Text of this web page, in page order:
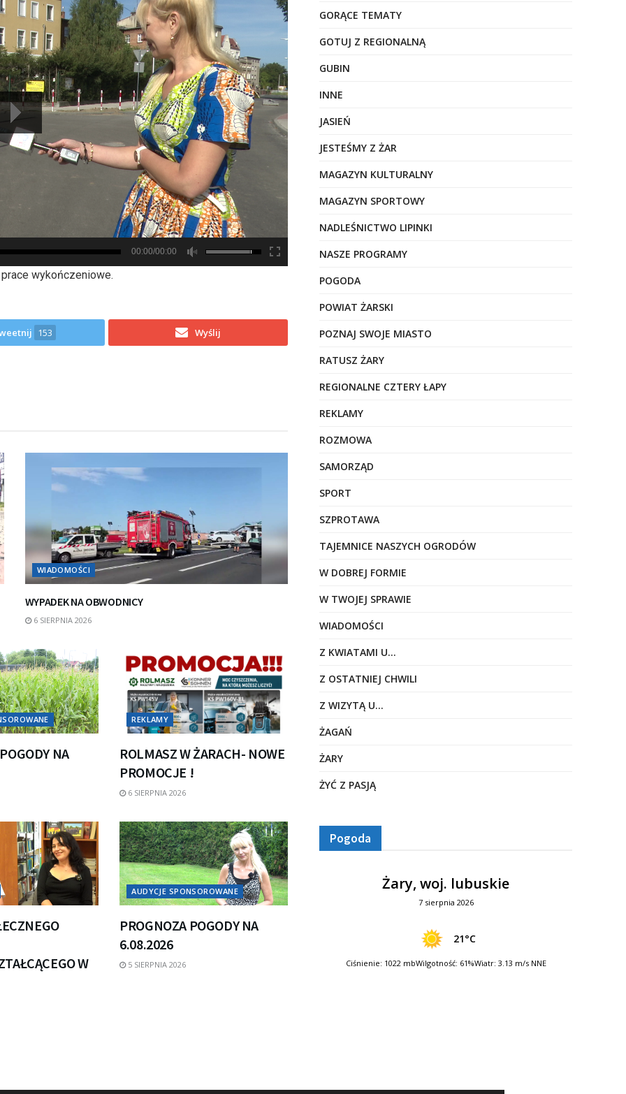
00:00/00:00
wykończeniowe.
153 Wyślij
WIADOMOŚCI
WYPADEK NA OBWODNICY
6 SIERPNIA 2026
NA
REKLAMY
ROLMASZ W ŻARACH- NOWE
PROMOCJE !
6 SIERPNIA 2026
W
AUDYCJE SPONSOROWANE
PROGNOZA POGODY NA
6.08.2026
5 SIERPNIA 2026
GORĄCE TEMATY
GOTUJ Z REGIONALNĄ
GUBIN
INNE
JASIEŃ
JESTEŚMY Z ŻAR
MAGAZYN KULTURALNY
MAGAZYN SPORTOWY
NADLEŚNICTWO LIPINKI
NASZE PROGRAMY
POGODA
POWIAT ŻARSKI
POZNAJ SWOJE MIASTO
RATUSZ ŻARY
REGIONALNE CZTERY ŁAPY
REKLAMY
ROZMOWA
SAMORZĄD
SPORT
SZPROTAWA
TAJEMNICE NASZYCH OGRODÓW
W DOBREJ FORMIE
W TWOJEJ SPRAWIE
WIADOMOŚCI
Z KWIATAMI U…
Z OSTATNIEJ CHWILI
Z WIZYTĄ U…
ŻAGAŃ
ŻARY
ŻYĆ Z PASJĄ
Pogoda
Żary, woj. lubuskie
7 sierpnia 2026
21°C
Ciśnienie: 1022 mbWilgotność: 61%Wiatr: 3.13 m/s NNE